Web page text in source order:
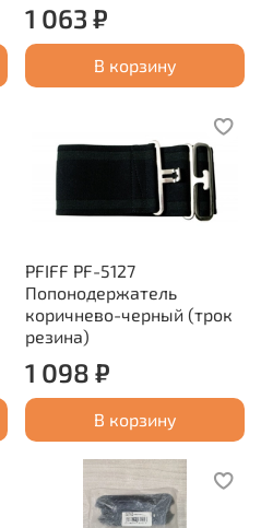
1 063 ₽
В корзину
PFIFF PF-5127
Попонодержатель
коричнево-черный (трок
резина)
1 098 ₽
В корзину